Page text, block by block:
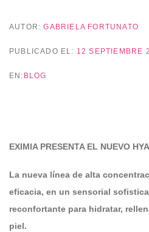
AUTOR:GABRIELA FORTUNATO
PUBLICADO EL: 12 SEPTIEMBRE
EN: BLOG
EXIMIA PRESENTA EL NUEVO
La nueva línea de alta
eficacia, en un sensorial
reconfortante para hidratar,
piel.